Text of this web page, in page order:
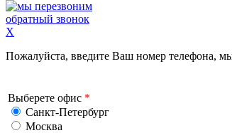
обратный звонок
X
Пожалуйста, введите Ваш номер телефона,
Выберете офис *
Санкт-Петербург
Москва